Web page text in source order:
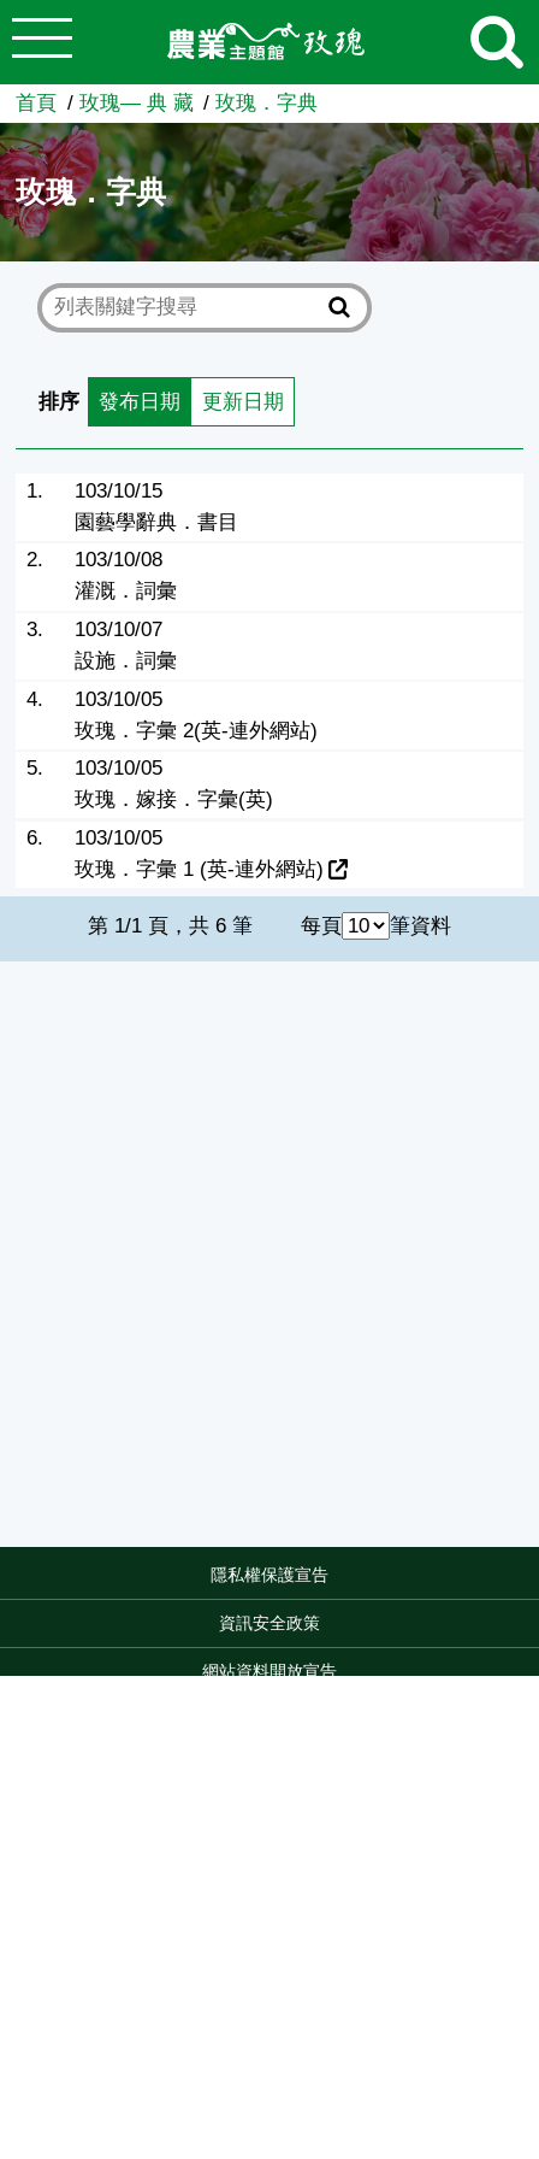
跳到主要內容
農業知識入口網
首頁 玫瑰— 典 藏 玫瑰．字典
玫瑰．字典
排序 發布日期 更新日期
1.
103/10/15
園藝學辭典．書目
2.
103/10/08
灌溉．詞彙
3.
103/10/07
設施．詞彙
4.
103/10/05
玫瑰．字彙 2(英-連外網站)
5.
103/10/05
玫瑰．嫁接．字彙(英)
6.
103/10/05
玫瑰．字彙 1 (英-連外網站)
第 1/1 頁，共 6 筆 每頁 筆資料
隱私權保護宣告
資訊安全政策
網站資料開放宣告